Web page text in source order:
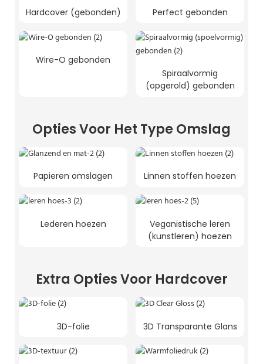
Hardcover (gebonden) Perfect gebonden
Wire-O gebonden
Spiraalvormig
(opgerold) gebonden
Opties Voor Het Type Omslag
Papieren omslagen Linnen stoffen hoezen
Lederen hoezen
Veganistische leren
(kunstleren) hoezen
Extra Opties Voor Hardcover
3D-folie 3D Transparante Glans